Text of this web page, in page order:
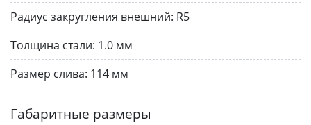
Радиус закругления внешний: R5
Толщина стали: 1.0 мм
Размер слива: 114 мм
Габаритные размеры